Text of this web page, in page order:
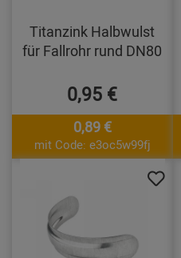
Titanzink Halbwulst
für Fallrohr rund DN80
0,95 €
0,89 €
mit Code: e3oc5w99fj